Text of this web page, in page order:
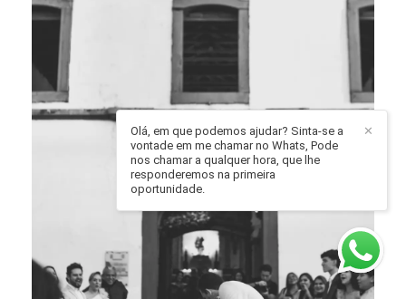
✕
Olá, em que podemos ajudar? Sinta-se a
vontade em me chamar no Whats, Pode
nos chamar a qualquer hora, que lhe
responderemos na primeira
oportunidade.